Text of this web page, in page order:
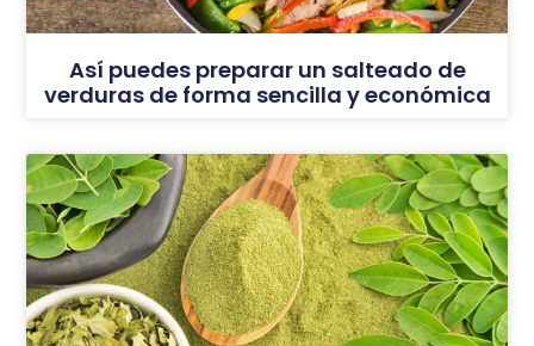
Así puedes preparar un salteado de
verduras de forma sencilla y económica